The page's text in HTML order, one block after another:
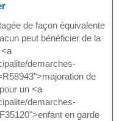
de façon équivalente
peut bénéficier de la
demarches-
de
un <a
demarches-
en garde